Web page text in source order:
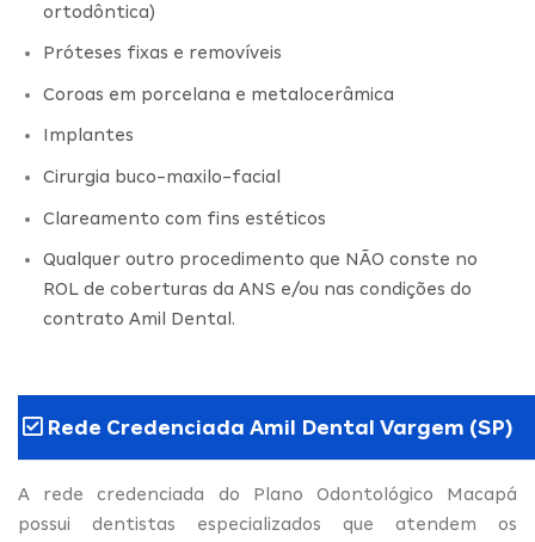
ortodôntica)
Próteses fixas e removíveis
Coroas em porcelana e metalocerâmica
Implantes
Cirurgia buco-maxilo-facial
Clareamento com fins estéticos
Qualquer outro procedimento que NÃO conste no
ROL de coberturas da ANS e/ou nas condições do
contrato Amil Dental.
Rede Credenciada Amil Dental Vargem (SP)
A rede credenciada do Plano Odontológico Macapá
possui dentistas especializados que atendem os